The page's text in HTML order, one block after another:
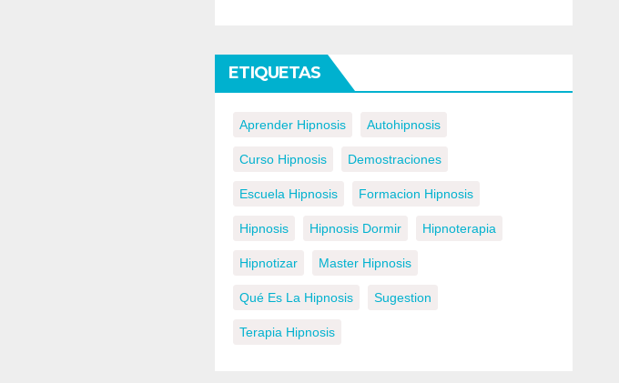
ETIQUETAS
Aprender Hipnosis Autohipnosis
Curso Hipnosis Demostraciones
Escuela Hipnosis Formacion Hipnosis
Hipnosis Hipnosis Dormir Hipnoterapia
Hipnotizar Master Hipnosis
Qué Es La Hipnosis Sugestion
Terapia Hipnosis